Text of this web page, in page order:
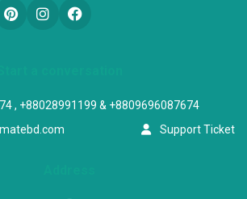
, +88028991199 & +8809696087674
Support Ticket